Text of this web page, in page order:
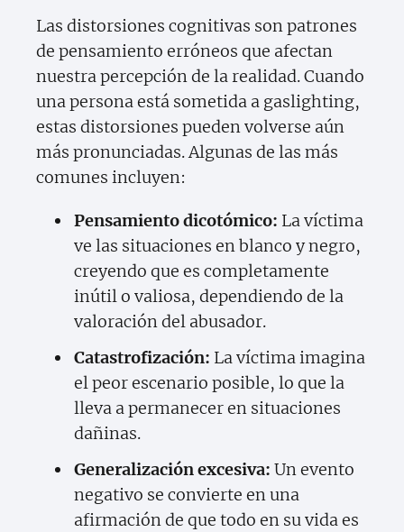
Las distorsiones cognitivas son patrones
de pensamiento erróneos que afectan
nuestra percepción de la realidad. Cuando
una persona está sometida a gaslighting,
estas distorsiones pueden volverse aún
más pronunciadas. Algunas de las más
comunes incluyen:
Pensamiento dicotómico: La víctima
ve las situaciones en blanco y negro,
creyendo que es completamente
inútil o valiosa, dependiendo de la
valoración del abusador.
Catastrofización: La víctima imagina
el peor escenario posible, lo que la
lleva a permanecer en situaciones
dañinas.
Generalización excesiva: Un evento
negativo se convierte en una
afirmación de que todo en su vida es